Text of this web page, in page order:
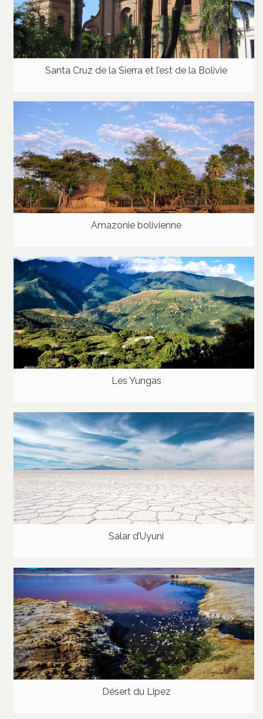
Santa Cruz de la Sierra et l’est de la Bolivie
Amazonie bolivienne
Les Yungas
Salar d’Uyuni
Désert du Lipez